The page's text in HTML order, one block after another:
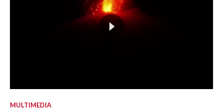
MULTIMEDIA